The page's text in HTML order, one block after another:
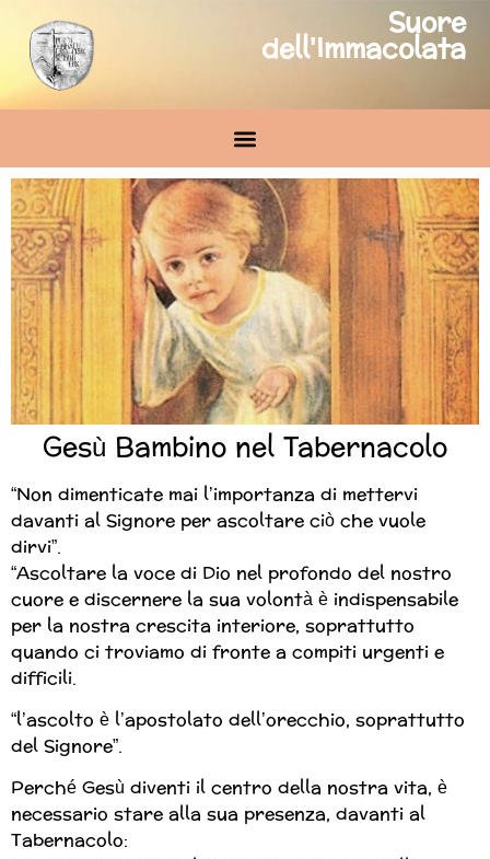
Suore
dell'Immacolata
Gesù Bambino nel Tabernacolo
“Non dimenticate mai l’importanza di mettervi
davanti al Signore per ascoltare ciò che vuole
dirvi”.
“Ascoltare la voce di Dio nel profondo del nostro
cuore e discernere la sua volontà è indispensabile
per la nostra crescita interiore, soprattutto
quando ci troviamo di fronte a compiti urgenti e
difficili.
“l’ascolto è l’apostolato dell’orecchio, soprattutto
del Signore”.
Perché Gesù diventi il centro della nostra vita, è
necessario stare alla sua presenza, davanti al
Tabernacolo: